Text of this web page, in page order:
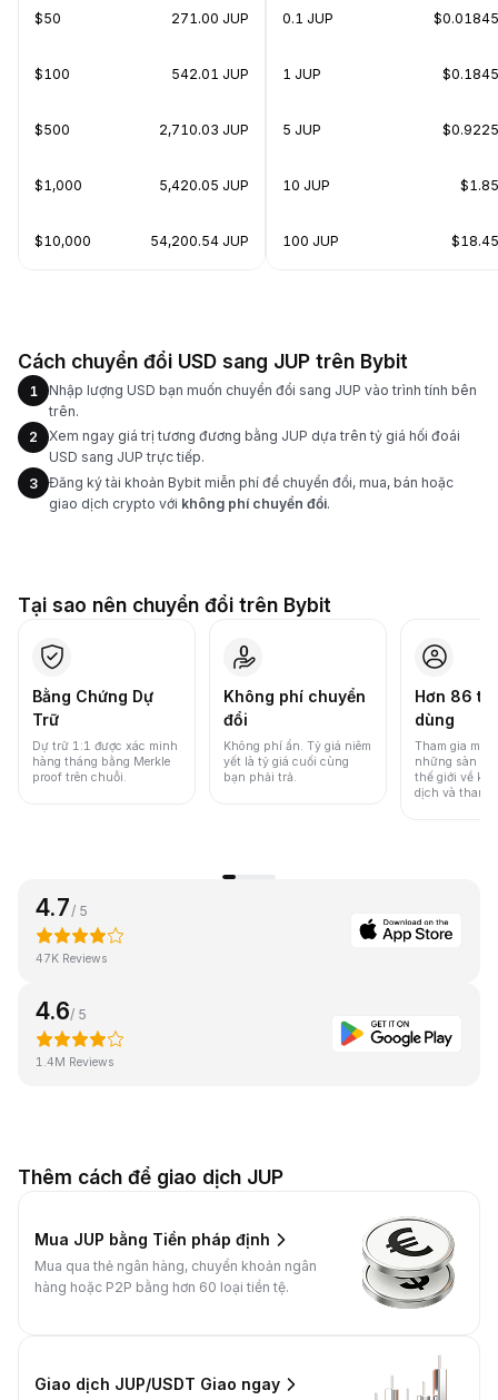
$50 271.00 JUP
$100 542.01 JUP
$500 2,710.03 JUP
$1,000 5,420.05 JUP
$10,000 54,200.54 JUP
0.1 JUP $0.01845
1 JUP $0.1845
5 JUP $0.9225
10 JUP $1.85
100 JUP $18.45
Cách chuyển đổi USD sang JUP trên Bybit
1
Nhập lượng USD bạn muốn chuyển đổi sang JUP vào trình tính bên
trên.
2
Xem ngay giá trị tương đương bằng JUP dựa trên tỷ giá hối đoái
USD sang JUP trực tiếp.
3
Đăng ký tài khoản Bybit miễn phí để chuyển đổi, mua, bán hoặc
giao dịch crypto với không phí chuyển đổi.
Tại sao nên chuyển đổi trên Bybit
Bằng Chứng Dự
Trữ
Dự trữ 1:1 được xác minh
hàng tháng bằng Merkle
proof trên chuỗi.
Không phí chuyển
đổi
Không phí ẩn. Tỷ giá niêm
yết là tỷ giá cuối cùng
bạn phải trả.
Hơn 86
dùng
Tham gia một
những sàn
thế giới về
dịch và thanh
4.7 / 5
47K Reviews
4.6/ 5
1.4M Reviews
Thêm cách để giao dịch JUP
Mua JUP bằng Tiền pháp định
Mua qua thẻ ngân hàng, chuyển khoản ngân
hàng hoặc P2P bằng hơn 60 loại tiền tệ.
Giao dịch JUP/USDT Giao ngay